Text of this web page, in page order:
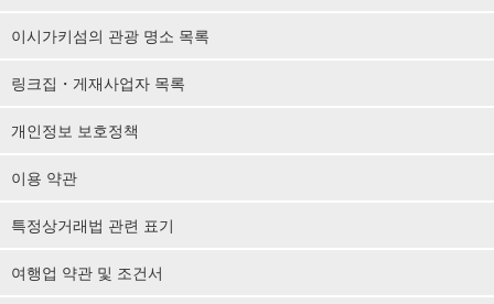
이시가키섬의 관광 명소 목록
링크집・게재사업자 목록
개인정보 보호정책
이용 약관
특정상거래법 관련 표기
여행업 약관 및 조건서